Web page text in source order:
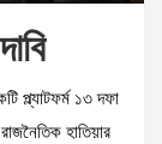
প্ল্যাটফর্ম ১৩ দফা
হাতিয়ার